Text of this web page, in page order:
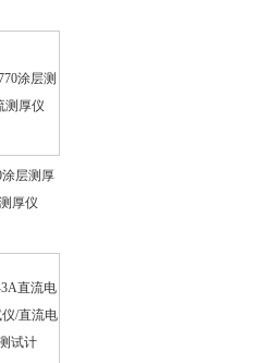
涂层测厚
厚仪